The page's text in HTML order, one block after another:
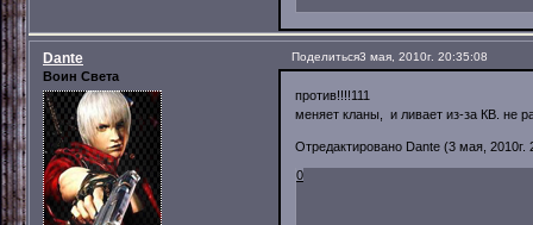
Поделиться3 мая, 2010г. 20:35:08
Dante
Воин Света
против!!!!111
меняет кланы, и ливает из-за КВ. не
Отредактировано Dante (3 мая, 2010г.
0